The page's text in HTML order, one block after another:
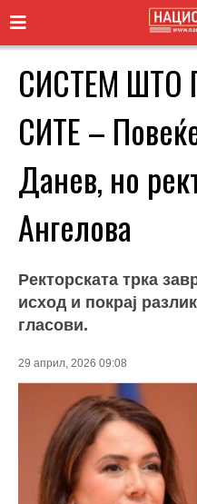
СИСТЕМ ШТО
СИТЕ –
Данев, но
Ангелова
Ректорската трка
исход и покрај
гласови.
29 април, 2026 09:08